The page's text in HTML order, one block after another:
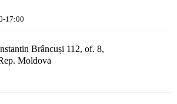
17:00
Brâncuși 112, of. 8,
Moldova